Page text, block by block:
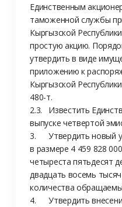
Единственным
таможенной службы
Кыргызской
простую акцию.
утвердить в виде
приложению к
Кыргызской
480-т.
2.3.	Известить Единственного акционера о
выпуске четвертой
3.	Утвердить новый уставный капитал Общества
в размере 4 459 828
четыреста пятьдесят
двадцать восемь
количества
4.	Утвердить внесение изменений в Устав